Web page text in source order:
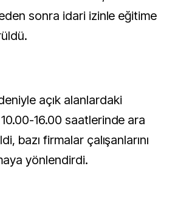
sonra idari izinle eğitime
açık alanlardaki
16.00 saatlerinde ara
bazı firmalar çalışanlarını
yönlendirdi.